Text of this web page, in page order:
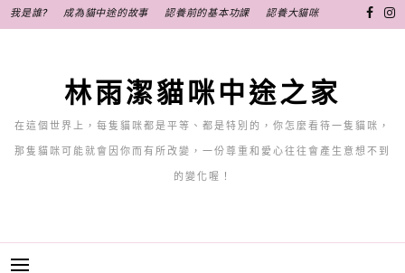
至
我是誰? 成為貓中途的故事 認養前的基本功課 認養大貓咪
林雨潔貓咪中途之家
在這個世界上，每隻貓咪都是平等、都是特別的，你怎麼看待一隻貓咪，
那隻貓咪可能就會因你而有所改變，一份尊重和愛心往往會產生意想不到
的變化喔！